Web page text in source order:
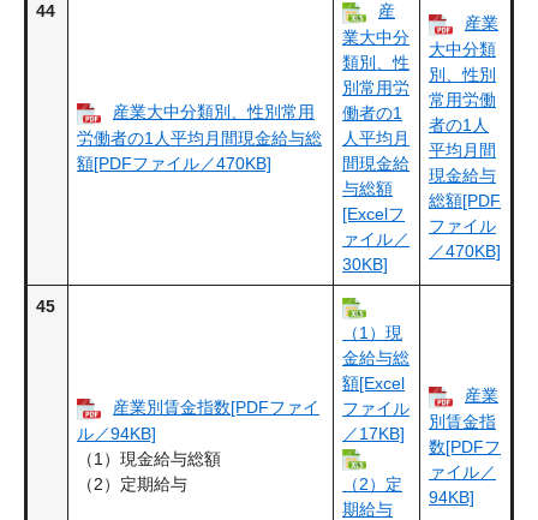
44
産業大中分類別、性別常用
労働者の1人平均月間現金給与総
額[PDFファイル／470KB]
産
業大中分
類別、性
別常用労
働者の1
人平均月
間現金給
与総額
[Excelフ
ァイル／
30KB]
産業
大中分類
別、性別
常用労働
者の1人
平均月間
現金給与
総額[PDF
ファイル
／470KB]
45
産業別賃金指数[PDFファイ
ル／94KB]
（1）現金給与総額
（2）定期給与
（1）現
金給与総
額[Excel
ファイル
／17KB]
（2）定
期給与
産業
別賃金指
数[PDFフ
ァイル／
94KB]